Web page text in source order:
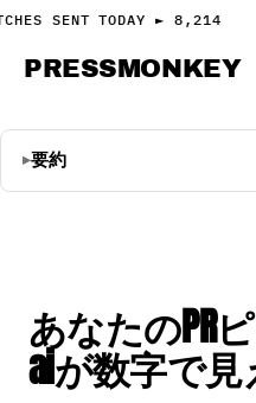
要約
あなたのPR
aiが数字で
SENT TODAY ► 8,214
PRESS MONKEY